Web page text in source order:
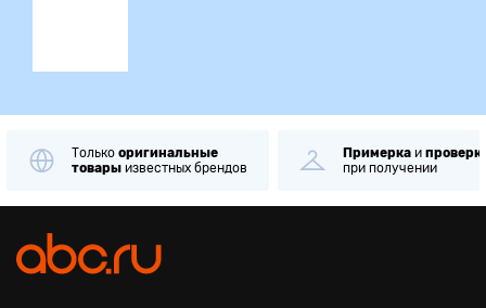
Только оригинальные
товары известных брендов
Примерка и
при получении